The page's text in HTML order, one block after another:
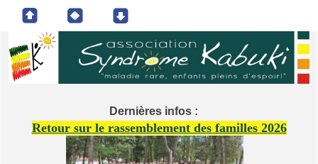
Dernières infos :
Retour sur le rassemblement des familles 2026